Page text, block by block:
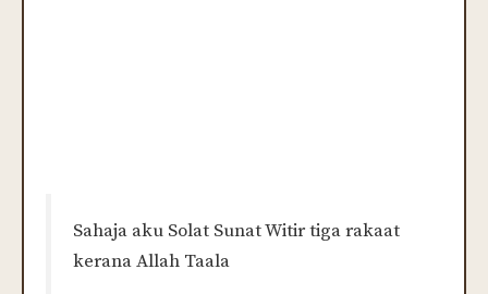
Sahaja aku Solat Sunat Witir tiga rakaat
kerana Allah Taala